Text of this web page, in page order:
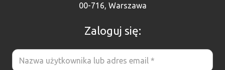
00-716, Warszawa
Zaloguj się: